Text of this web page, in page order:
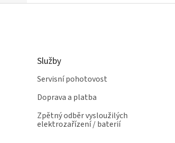
Služby
Servisní pohotovost
Doprava a platba
Zpětný odběr vysloužilých
elektrozařízení / baterií